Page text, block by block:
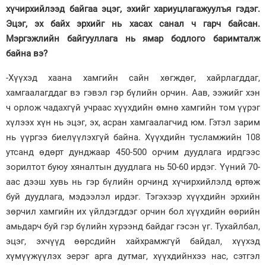
хүчирхийлээд байгаа эцэг, эхийг хариуцлагажуулъя гэдэг.
Эцэг, эх байх эрхийг нь хасах санал ч гарч байсан.
Мэргэжлийн байгууллага нь ямар бодлого баримталж
байна вэ?
-Хүүхэд хаана хамгийн сайн хөгждөг, хайрлагддаг,
хамгаалагддаг вэ гэвэл гэр бүлийн орчин. Аав, ээжийг хэн
ч орлож чадахгүй учраас хүүхдийн өмнө хамгийн том үүрэг
хүлээх хүн нь эцэг, эх, асран хамгаалагчид юм. Гэтэл зарим
нь үүргээ биелүүлэхгүй байна. Хүүхдийн тусламжийн 108
утсанд өдөрт дунджаар 450-500 орчим дуудлага ирдгээс
зорилтот буюу хяналтын дуудлага нь 50-60 ирдэг. Үүний 70-
аас дээш хувь нь гэр бүлийн орчинд хүчирхийлэлд өртөж
буй дуудлага, мэдээлэл ирдэг. Тэгэхээр хүүхдийн эрхийн
зөрчил хамгийн их үйлдэгддэг орчин бол хүүхдийн өөрийн
амьдарч буй гэр бүлийн хүрээнд байдаг гэсэн үг. Тухайлбал,
эцэг, эхчүүд өөрсдийн хайхрамжгүй байдал, хүүхэд
хүмүүжүүлэх эерэг арга дутмаг, хүүхдийнхээ нас, сэтгэл